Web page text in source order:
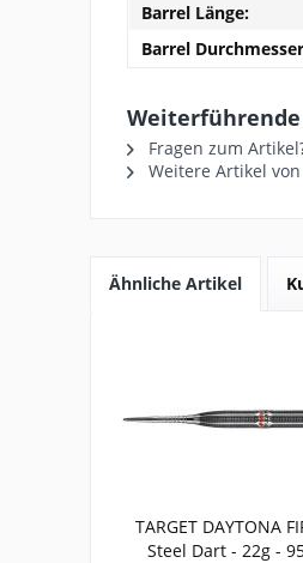
Barrel Länge:
Barrel
Weiterführende
Fragen zum
Weitere Artikel von
Ähnliche Artikel
TARGET DAYTONA
Steel Dart - 22g -